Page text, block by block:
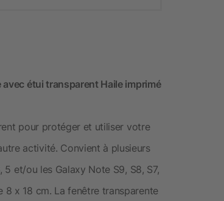
étui transparent Haile imprimé
pour protéger et utiliser votre
activité. Convient à plusieurs
et/ou les Galaxy Note S9, S8, S7,
8 x 18 cm. La fenêtre transparente